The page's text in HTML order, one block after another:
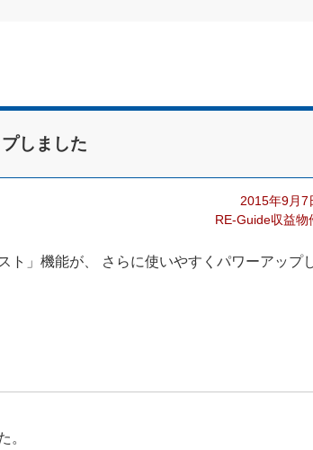
しました
2015年9月7
RE-Guide収益物
」機能が、 さらに使いやすくパワーアップ
。